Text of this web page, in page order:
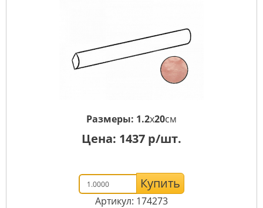
Размеры: 1.2x20см
Цена: 1437 р/шт.
Купить
Артикул: 174273